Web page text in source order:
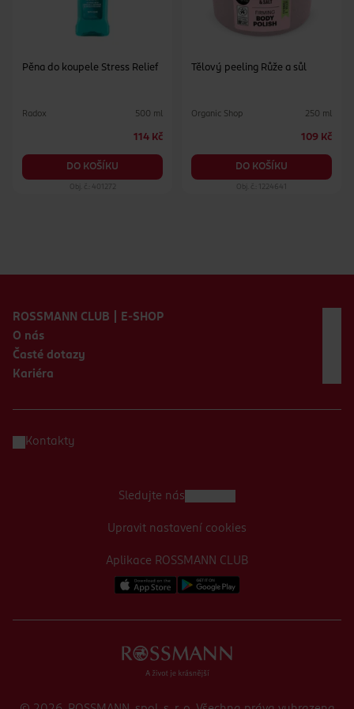
Pěna do koupele Stress Relief
Radox 500 ml
114 Kč
DO KOŠÍKU
Obj. č.: 401272
Tělový peeling Růže a sůl
Organic Shop 250 ml
109 Kč
DO KOŠÍKU
Obj. č.: 1224641
ROSSMANN CLUB | E-SHOP
O nás
Časté dotazy
Kariéra
Kontakty
Aplikace ROSSMANN CLUB
Sledujte nás
Upravit nastavení cookies